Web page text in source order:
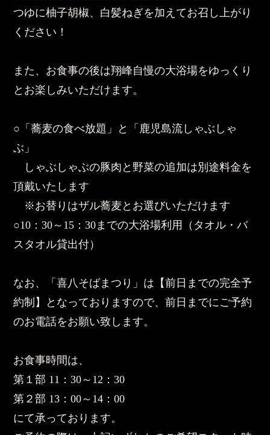
つゆに柚子胡椒、白髪ねぎを加えてお召し上がり
ください！
また、お食事の後は翔峰自慢の大浴場をゆっくり
とお楽しみいただけます。
○「蕎麦の食べ放題」と「鹿児島流しゃぶしゃ
ぶ」
しゃぶしゃぶの豚肉と野菜の追加は別途料金を
頂戴いたします
※お替りはザル蕎麦とお選びいただけます
○10：30～15：30までの大浴場利用（タオル・バ
スタオル貸出付）
なお、「喜八そばまつり」は【前日までの完全予
約制】となっておりますので、前日までにご予約
のお電話をお願い致します。
お食事時間は、
第１部 11：30～12：30
第２部 13：00～14：00
にて承っております。